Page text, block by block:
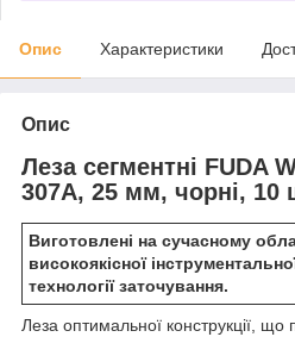
Опис Характеристики
Опис
Леза сегментні FUDA
307A, 25 мм, чорні, 10
Виготовлені на сучасному
високоякісної
технології заточування.
Леза оптимальної конструкції, що